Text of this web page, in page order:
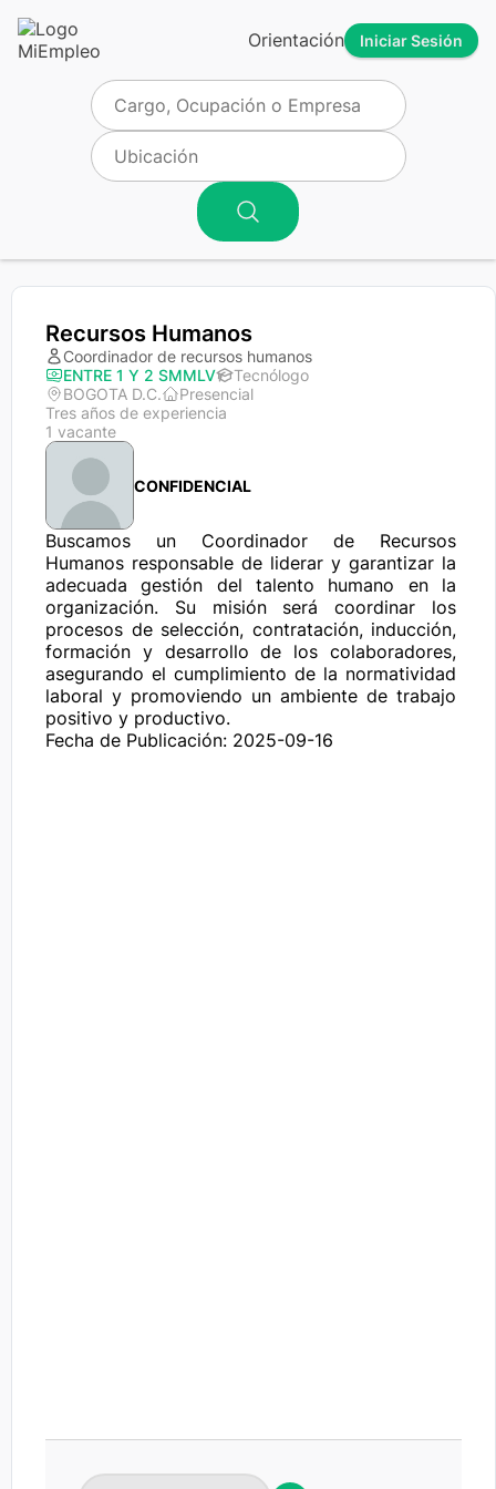
Orientación Iniciar Sesión
Recursos Humanos
Coordinador de recursos humanos
ENTRE 1 Y 2 SMMLV
Tecnólogo
BOGOTA D.C.
Presencial
Tres años de experiencia
1 vacante
CONFIDENCIAL
Buscamos un Coordinador de Recursos
Humanos responsable de liderar y garantizar la
adecuada gestión del talento humano en la
organización. Su misión será coordinar los
procesos de selección, contratación, inducción,
formación y desarrollo de los colaboradores,
asegurando el cumplimiento de la normatividad
laboral y promoviendo un ambiente de trabajo
positivo y productivo.
Fecha de Publicación: 2025-09-16